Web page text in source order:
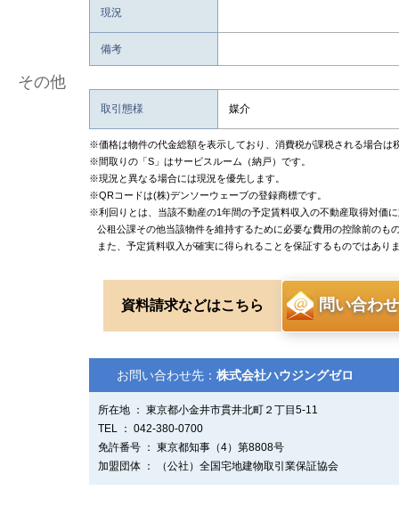
現況
備考
その他
取引態様 媒介
※価格は物件の代金総額を表示しており、消費税が課税される場合は
※間取りの「S」はサービスルーム（納戸）です。
※現況と異なる場合には現況を優先します。
※QRコードは(株)デンソーウェーブの登録商標です。
※利回りとは、当該不動産の1年間の予定賃料収入の不動産取得対価
公租公課その他当該物件を維持するために必要な費用の控除前のも
また、予定賃料収入が確実に得られることを保証するものではあり
資料請求などはこちら 問い合わ
お問い合わせ先： 株式会社ハウジングゼロ
所在地 ： 東京都小金井市貫井北町２丁目5-11
TEL ： 042-380-0700
免許番号 ： 東京都知事（4）第8808号
加盟団体 ： （公社）全国宅地建物取引業保証協会